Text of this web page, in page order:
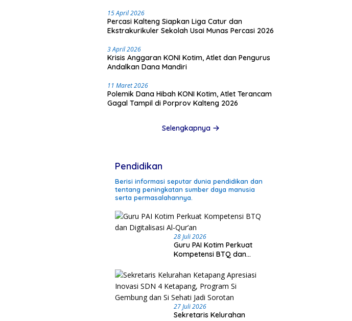
15 April 2026
Percasi Kalteng Siapkan Liga Catur dan
Ekstrakurikuler Sekolah Usai Munas Percasi 2026
3 April 2026
Krisis Anggaran KONI Kotim, Atlet dan Pengurus
Andalkan Dana Mandiri
11 Maret 2026
Polemik Dana Hibah KONI Kotim, Atlet Terancam
Gagal Tampil di Porprov Kalteng 2026
Selengkapnya
Pendidikan
Berisi informasi seputar dunia pendidikan dan
tentang peningkatan sumber daya manusia
serta permasalahannya.
28 Juli 2026
Guru PAI Kotim Perkuat
Kompetensi BTQ dan
27 Juli 2026
Sekretaris Kelurahan